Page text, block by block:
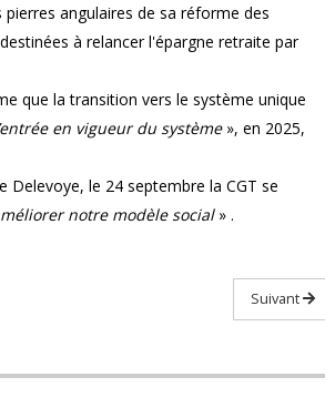
angulaires de sa réforme des
à relancer l'épargne retraite par
que la transition vers le système unique
en vigueur du système », en 2025,
Delevoye, le 24 septembre la CGT se
notre modèle social » .
Suivant